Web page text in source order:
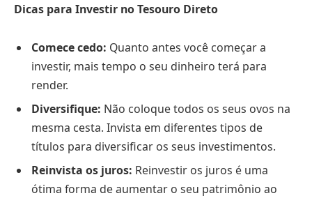
Dicas para Investir no Tesouro Direto
Comece cedo: Quanto antes você começar a
investir, mais tempo o seu dinheiro terá para
render.
Diversifique: Não coloque todos os seus ovos na
mesma cesta. Invista em diferentes tipos de
títulos para diversificar os seus investimentos.
Reinvista os juros: Reinvestir os juros é uma
ótima forma de aumentar o seu patrimônio ao